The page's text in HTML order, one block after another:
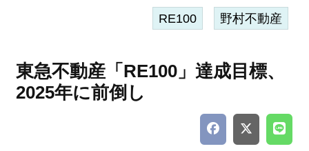
RE100 野村不動産
東急不動産「RE100」達成目標、
2025年に前倒し